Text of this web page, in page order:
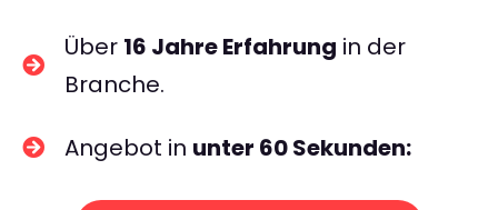
Über 16 Jahre Erfahrung in der
Branche.
Angebot in unter 60 Sekunden: